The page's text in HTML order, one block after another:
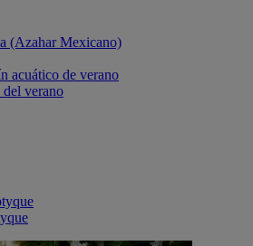
(Azahar Mexicano)
acuático de verano
del verano